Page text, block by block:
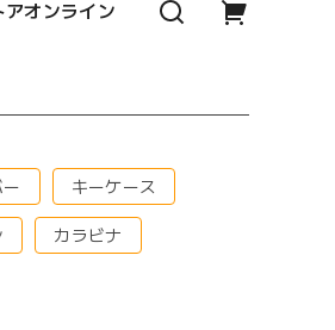
アオンライン
キーケース
カラビナ